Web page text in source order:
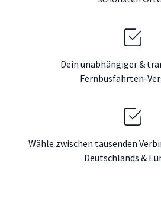
Dein unabhängiger &
Fernbusfahrten-
Wähle zwischen tausenden
Deutschlands &